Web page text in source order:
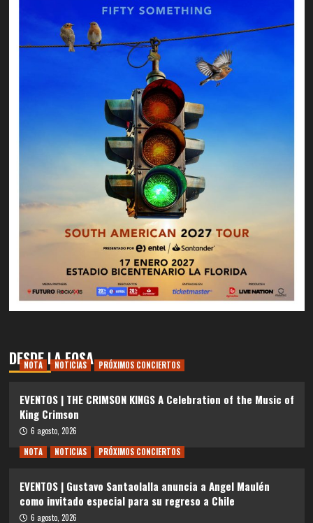
DESDE LA FOSA
NOTA NOTICIAS PRÓXIMOS CONCIERTOS
EVENTOS | THE CRIMSON KINGS A Celebration of the Music of
King Crimson
6 agosto, 2026
NOTA
NOTICIAS PRÓXIMOS CONCIERTOS
EVENTOS | Gustavo Santaolalla anuncia a Angel Maulén
como invitado especial para su regreso a Chile
6 agosto, 2026